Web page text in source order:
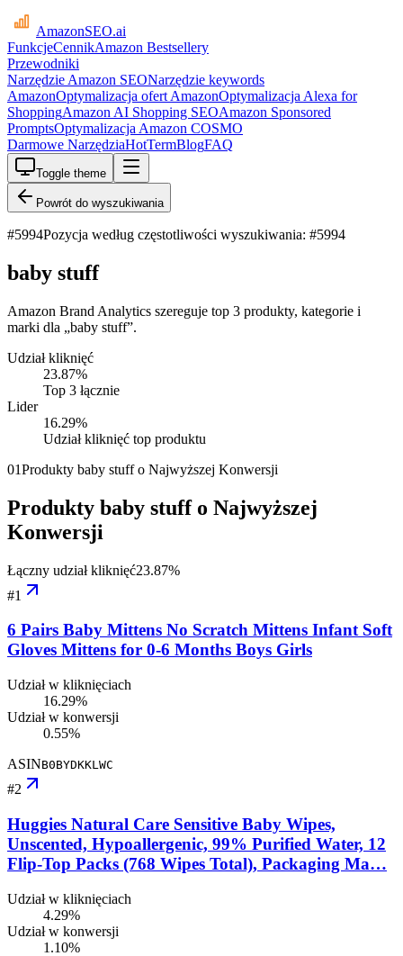
AmazonSEO.ai
FunkcjeCennikAmazon Bestsellery
Przewodniki
Narzędzie Amazon SEONarzędzie keywords
AmazonOptymalizacja ofert AmazonOptymalizacja Alexa for
ShoppingAmazon AI Shopping SEOAmazon Sponsored
PromptsOptymalizacja Amazon COSMO
Darmowe NarzędziaHotTermBlogFAQ
Toggle theme
Powrót do wyszukiwania
#5994Pozycja według częstotliwości wyszukiwania: #5994
baby stuff
Amazon Brand Analytics szereguje top 3 produkty, kategorie i
marki dla „baby stuff”.
Udział kliknięć
23.87%
Top 3 łącznie
Lider
16.29%
Udział kliknięć top produktu
01Produkty baby stuff o Najwyższej Konwersji
Produkty baby stuff o Najwyższej
Konwersji
Łączny udział kliknięć23.87%
#1
6 Pairs Baby Mittens No Scratch Mittens Infant Soft
Gloves Mittens for 0-6 Months Boys Girls
Udział w kliknięciach
16.29%
Udział w konwersji
0.55%
ASINB0BYDKKLWC
#2
Huggies Natural Care Sensitive Baby Wipes,
Unscented, Hypoallergenic, 99% Purified Water, 12
Flip-Top Packs (768 Wipes Total), Packaging Ma…
Udział w kliknięciach
4.29%
Udział w konwersji
1.10%